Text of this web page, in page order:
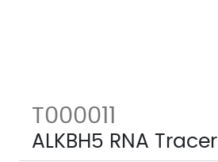
T000011
ALKBH5 RNA Tracer